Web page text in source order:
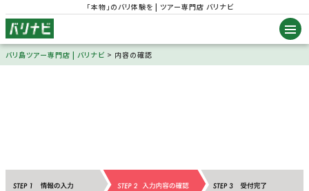
「本物」のバリ体験を | ツアー専門店 バリナビ
バリ島ツアー専門店 | バリナビ > 内容の確認